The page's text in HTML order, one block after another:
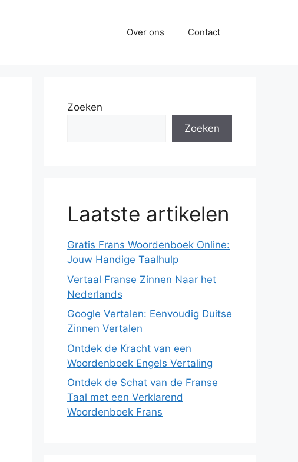
Over ons Contact
Zoeken
Zoeken
Laatste artikelen
Gratis Frans Woordenboek Online:
Jouw Handige Taalhulp
Vertaal Franse Zinnen Naar het
Nederlands
Google Vertalen: Eenvoudig Duitse
Zinnen Vertalen
Ontdek de Kracht van een
Woordenboek Engels Vertaling
Ontdek de Schat van de Franse
Taal met een Verklarend
Woordenboek Frans